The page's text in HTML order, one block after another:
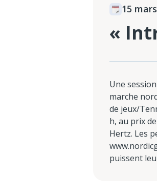
15
«
Une
marche
de jeux/
h, au prix
Hertz. Les
puissent